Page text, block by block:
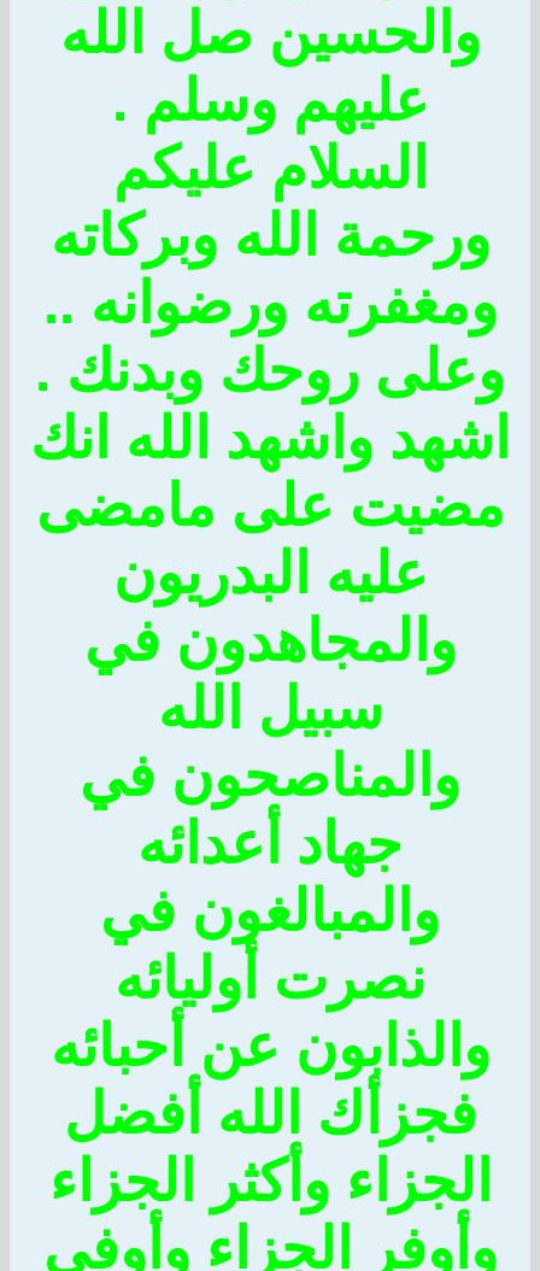
والحسين صل الله
عليهم وسلم .
السلام عليكم
ورحمة الله وبركاته
ومغفرته ورضوانه ..
وعلى روحك وبدنك .
اشهد واشهد الله انك
مضيت على مامضى
عليه البدريون
والمجاهدون في
سبيل الله
والمناصحون في
جهاد أعدائه
والمبالغون في
نصرت أوليائه
والذابون عن أحبائه
فجزأك الله أفضل
الجزاء وأكثر الجزاء
وأوفر الجزاء وأوفى